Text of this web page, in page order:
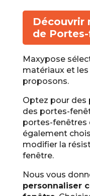
Découvrir
de
Maxypose
matériaux et
proposons.
Optez pour des
des portes-
portes-fenêtres
également
modifier la
fenêtre.
Nous vous
personnaliser